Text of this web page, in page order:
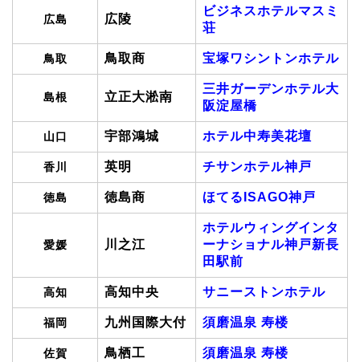
広島 広陵
ビジネスホテルマスミ
荘
鳥取 鳥取商 宝塚ワシントンホテル
島根 立正大淞南
三井ガーデンホテル大
阪淀屋橋
山口 宇部鴻城 ホテル中寿美花壇
香川 英明 チサンホテル神戸
徳島 徳島商 ほてるISAGO神戸
愛媛 川之江
ホテルウィングインタ
ーナショナル神戸新長
田駅前
高知 高知中央 サニーストンホテル
福岡 九州国際大付 須磨温泉 寿楼
佐賀 鳥栖工 須磨温泉 寿楼